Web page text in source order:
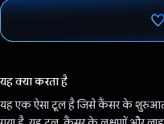
यह क्या करता है
यह एक ऐसा टूल है जिसे कैंसर के शुरुआती